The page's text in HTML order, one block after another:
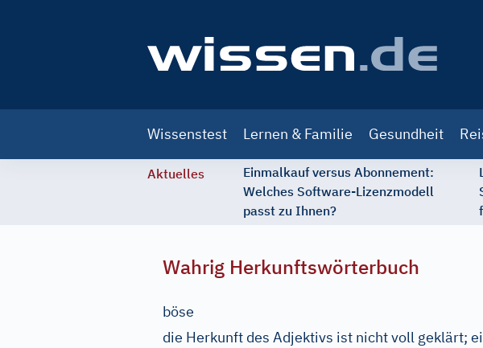
navigation
Wissenstest Lernen & Familie Gesundheit
Aktuelles
Einmalkauf versus Abonnement:
Welches Software-Lizenzmodell
passt zu Ihnen?
Wahrig Herkunftswörterbuch
böse
die Herkunft des Adjektivs ist nicht voll geklärt;